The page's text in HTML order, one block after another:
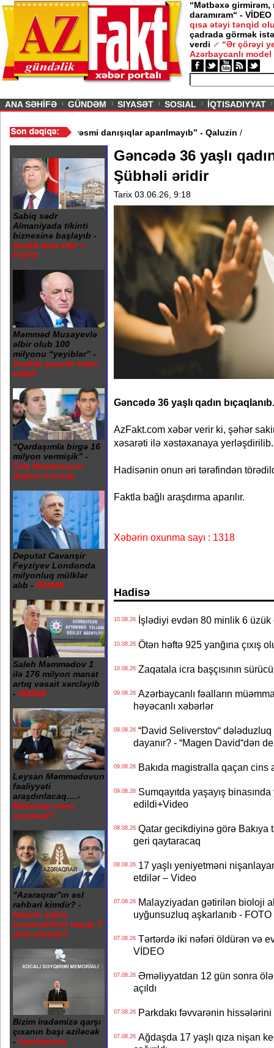
“Mətbəxə girmirəm,
daramıram“ - VİDEO
qısa ətəyi tənqid
çadrada görmək
verdi
“Ər çörəyi
Azərbaycanlı model
ANA SƏHİFƏ GÜNDƏM SIYASƏT SOSIAL İQTISADIYYAT
/“Bakıda Almaniya ilə rəsmi danışıqlar aparılmayıb” - Qaluzin
Sabiq sədr
Almaniyada tikinti
biznesinə başlayıb -
Şərikli bina tikir +
FOTO
Məmməd Musayevlə
əlbir olub 100
milyonu “yeyiblər” -
Vəzifəli şəxslər həbs
edildi
“Qardaşımla birgə 16
milyon vermişik” -
Tale Heydərovun
ifadəsi oxundu
Deputat Cavanşir
Feyziyev Londonda
milyonluq mülklər
alıb - SİYAHI
Saleh Məmmədov 1
ilə 176 milyon manat
artıq vəsait xərcləyib
- RƏSMİ
Leysan Məmmədovun
fəaliyyəti
araşdırılacaq….-
Milyonlar necə
xərclənir?
“Azəraqrar”ın əsl
rəhbəri kimdir? -
Nazirin sabiq
komandirinin maaşı 7
dəfə artırılıb?
Bizim iradəmizə qarşı
çıxanın başı əziləcək
- Azərbaycan
Gəncədə 36 yaşlı
Şübhəli əridir
Tarix 03.06.26, 9:18
Gəncədə 36 yaşlı qadın bıçaqlanıb.
AzFakt.com xəbər verir ki, şəhər
xəsarəti ilə xəstəxanaya yerləşdirilib.
Hadisənin onun əri tərəfindən
Faktla bağlı araşdırma aparılır.
Xəbərin oxunma sayı : 1318
Hadisə
10.08.26İşlədiyi evdən 80 minlik 6 üzük
10.08.26Ötən həftə 925 yanğına çıxış
10.08.26Zaqatala icra başçısının
09.08.26Azərbaycanlı fəalların
həyəcanlı xəbərlər
09.08.26“David Seliverstov“
dayanır? - “Magen David“dən
09.08.26Bakıda magistralla qaçan cins
09.08.26Sumqayıtda yaşayış
edildi+Video
08.08.26Qatar gecikdiyinə görə Bakıya
geri qaytaracaq
08.08.2617 yaşlı yeniyetməni
etdilər – Video
07.08.26Malayziyadan gətirilən bioloji
uyğunsuzluq aşkarlanıb - FOTO
07.08.26Tərtərdə iki nəfəri öldürən və
VİDEO
07.08.26Əməliyyatdan 12 gün sonra
açıldı
07.08.26Parkdakı fəvvarənin hissələrini
07.08.26Ağdaşda 17 yaşlı qıza nişan